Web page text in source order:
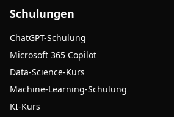
Schulungen
ChatGPT-Schulung
Microsoft 365 Copilot
Data-Science-Kurs
Machine-Learning-Schulung
KI-Kurs